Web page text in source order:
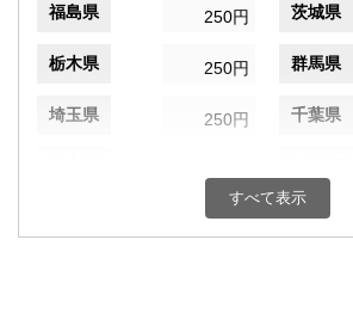
福島県 250円 茨城県
栃木県 250円 群馬県
埼玉県 250円 千葉県
250円 富山県
すべて表示